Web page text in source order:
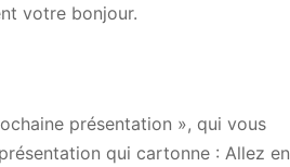
votre bonjour.
présentation », qui vous
qui cartonne : Allez en